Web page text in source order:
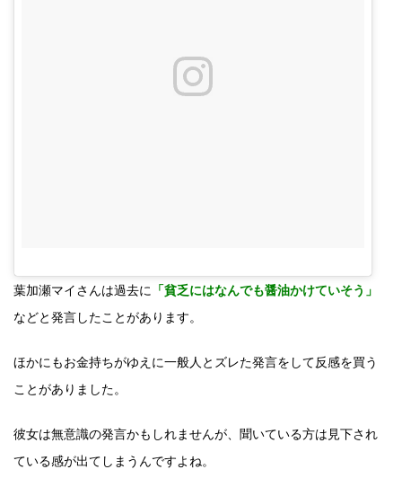
葉加瀬マイさんは過去に 「貧乏にはなんでも醤油かけていそう」
などと発言したことがあります。
ほかにもお金持ちがゆえに一般人とズレた発言をして反感を買う
ことがありました。
彼女は無意識の発言かもしれませんが、聞いている方は見下され
ている感が出てしまうんですよね。